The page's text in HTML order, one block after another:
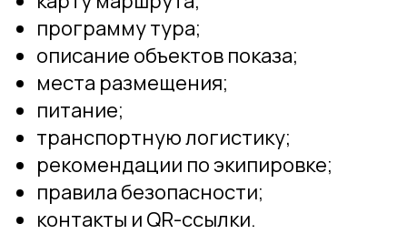
программу тура;
описание объектов показа;
места размещения;
питание;
транспортную логистику;
рекомендации по экипировке;
правила безопасности;
контакты и QR-ссылки.